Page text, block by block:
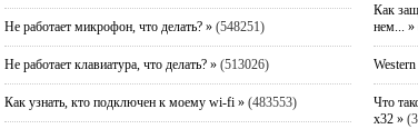
Не работает микрофон, что делать? » (548251)
Не работает клавиатура, что делать? » (513026)
Как узнать, кто подключен к моему wi-fi » (483553)
Как
нем... »
Что
x32 »